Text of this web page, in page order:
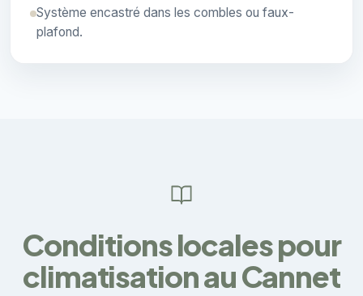
Système encastré dans les combles ou faux-
plafond.
Conditions locales pour
climatisation au Cannet